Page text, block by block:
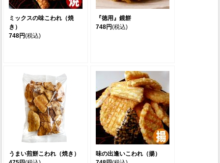
ミックスの味こわれ（焼
き）
748円(税込)
『徳用』鏡餅
748円(税込)
うまい煎餅こわれ（焼き）
味の出逢いこわれ（揚）